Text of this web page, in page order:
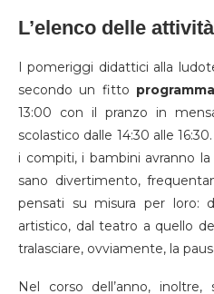
L’elenco delle attività
I pomeriggi didattici alla
secondo un fitto
13:00 con il pranzo in
scolastico dalle 14:30 alle
i compiti, i bambini avranno
sano divertimento,
pensati su misura per loro:
artistico, dal teatro a quello
tralasciare, ovviamente, la
Nel corso dell’anno,